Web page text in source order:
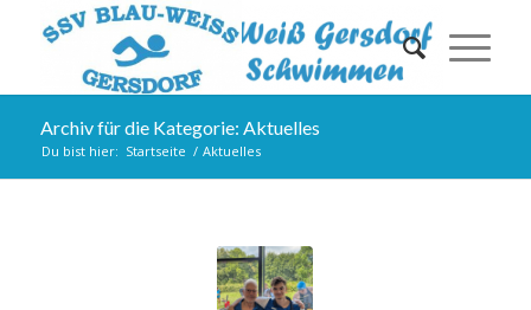
Archiv für die Kategorie: Aktuelles
Du bist hier: Startseite / Aktuelles